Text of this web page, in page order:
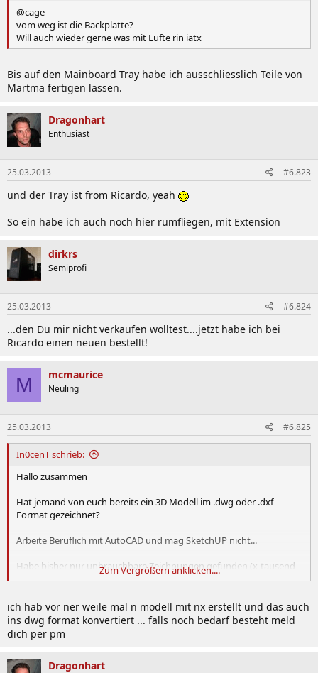
@cage
vom weg ist die Backplatte?
Will auch wieder gerne was mit Lüfte rin iatx
Bis auf den Mainboard Tray habe ich ausschliesslich Teile von
Martma fertigen lassen.
Dragonhart
Enthusiast
25.03.2013 #6.823
und der Tray ist from Ricardo, yeah
So ein habe ich auch noch hier rumfliegen, mit Extension
dirkrs
Semiprofi
25.03.2013 #6.824
...den Du mir nicht verkaufen wolltest....jetzt habe ich bei
Ricardo einen neuen bestellt!
M mcmaurice
Neuling
25.03.2013 #6.825
In0cenT schrieb:
Hallo zusammen
Hat jemand von euch bereits ein 3D Modell im .dwg oder .dxf
Format gezeichnet?
Arbeite Beruflich mit AutoCAD und mag SketchUP nicht...
Habe bisher nur unbrauchbare Zeichnungen gefunden (x-tausend
einzelne Linien)
Grüsse
Zum Vergrößern anklicken....
ich hab vor ner weile mal n modell mit nx erstellt und das auch
ins dwg format konvertiert ... falls noch bedarf besteht meld
dich per pm
Dragonhart